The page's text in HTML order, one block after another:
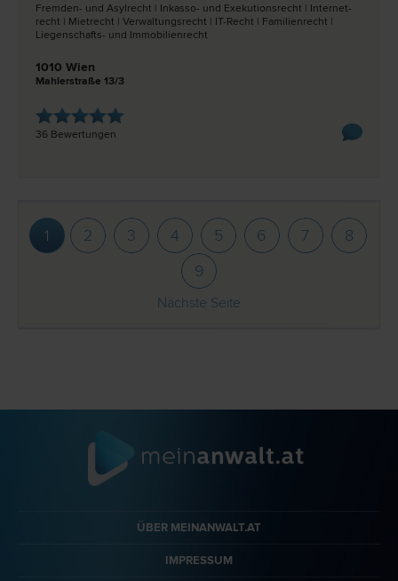
Fremden- und Asyl­recht | Inkasso- und Exekutions­recht | Internet­
recht | Miet­recht | Verwaltungs­recht | IT-Recht | Familien­recht |
Liegenschafts- und Immobilien­recht
1010 Wien
Mahlerstraße 13/3
36 Bewertungen
1 2 3 4 5 6 7
8
9
Nächste Seite
ÜBER MEINANWALT.AT
IMPRESSUM